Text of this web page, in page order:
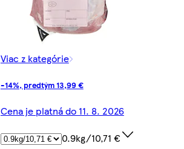
Viac z kategórie
-14%, predtým 13,99 €
Cena je platná do 11. 8. 2026
0.9kg/10,71 €